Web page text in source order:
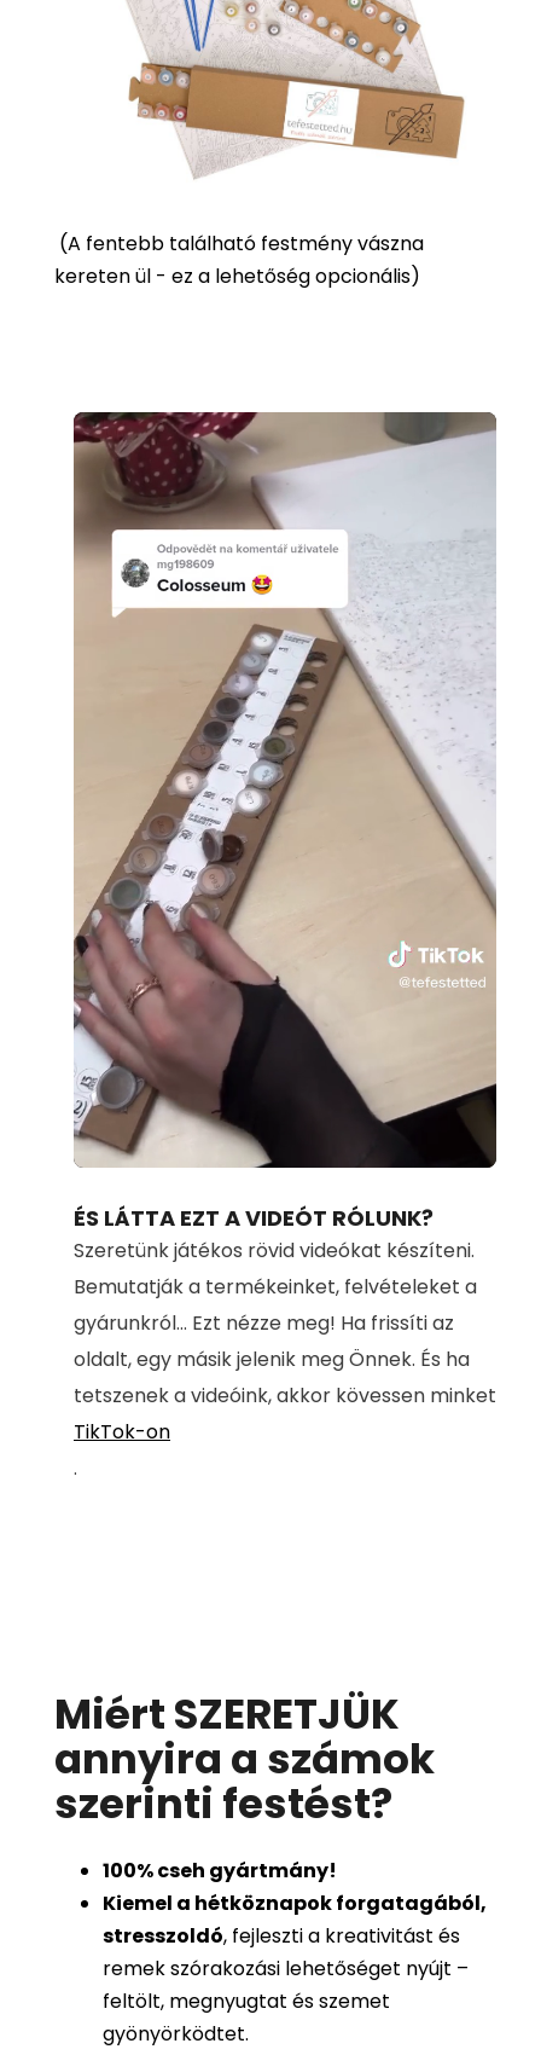
(A fentebb található festmény vászna
kereten ül - ez a lehetőség opcionális)
Loaded
100.00%
ÉS LÁTTA EZT A VIDEÓT RÓLUNK?
Szeretünk játékos rövid videókat készíteni.
Bemutatják a termékeinket, felvételeket a
gyárunkról... Ezt nézze meg! Ha frissíti az
oldalt, egy másik jelenik meg Önnek. És ha
tetszenek a videóink, akkor kövessen minket
TikTok-on
.
Miért SZERETJÜK
annyira a számok
szerinti festést?
100%cseh gyártmány!
Kiemel a hétköznapok forgatagából,
stresszoldó, fejleszti a kreativitást és
remek szórakozási lehetőséget nyújt –
feltölt, megnyugtat és szemet
gyönyörködtet.